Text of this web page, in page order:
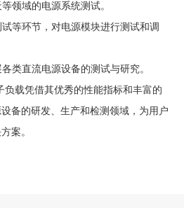
领域的电源系统测试。
等环节，对电源模块进行测试和调
类直流电源设备的测试与研究。
负载凭借其优秀的性能指标和丰富的
备的研发、生产和检测领域，为用户
案。